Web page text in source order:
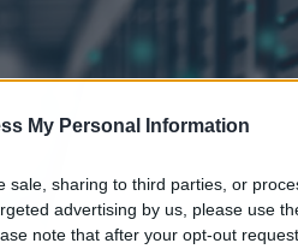
My Personal Information
sale, sharing to third parties, or
advertising by us, please use
note that after your opt-out